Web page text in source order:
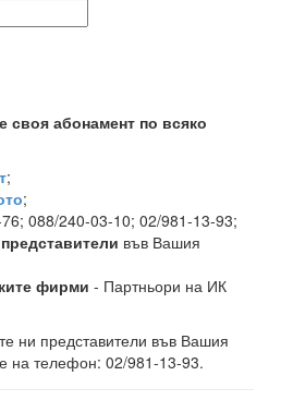
своя абонамент по всяко
;
;
088/240-03-10; 02/981-13-93;
във Вашия
фирми - Партньори на ИК
ни представители във Вашия
на телефон: 02/981-13-93.